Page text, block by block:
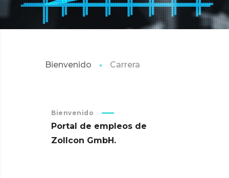
Bienvenido Carrera
Bienvenido
Portal de empleos de
Zollcon GmbH.